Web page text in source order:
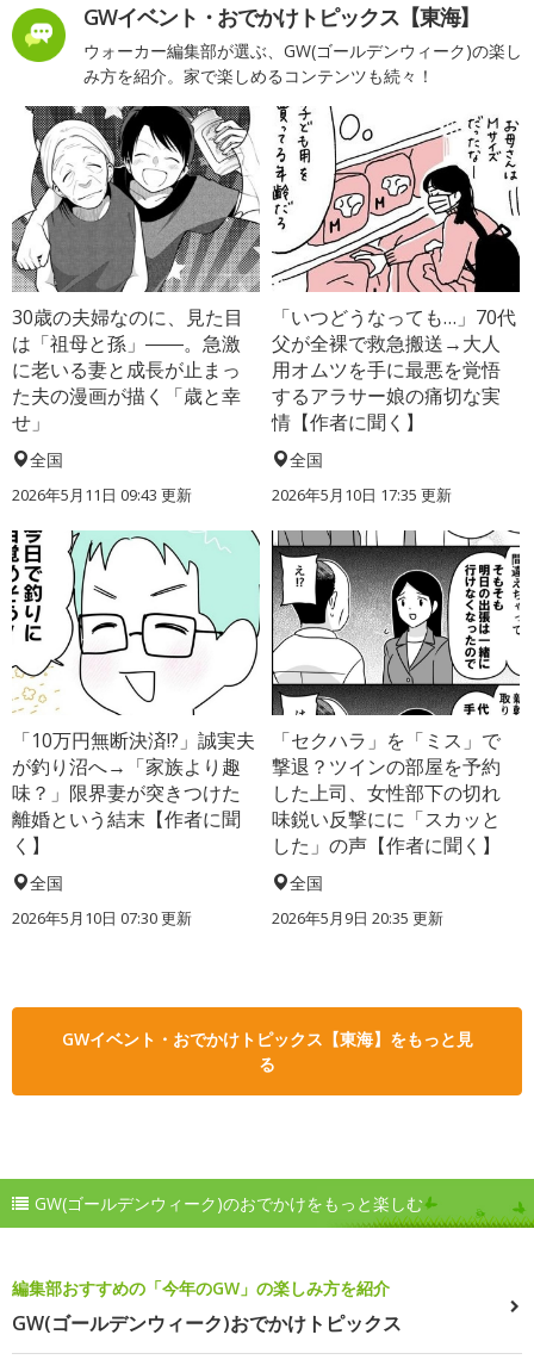
GWイベント・おでかけトピックス【東海】
ウォーカー編集部が選ぶ、GW(ゴールデンウィーク)の楽し
み方を紹介。家で楽しめるコンテンツも続々！
30歳の夫婦なのに、見た目
は「祖母と孫」――。急激
に老いる妻と成長が止まっ
た夫の漫画が描く「歳と幸
せ」
全国
2026年5月11日 09:43 更新
「いつどうなっても…」70代
父が全裸で救急搬送→大人
用オムツを手に最悪を覚悟
するアラサー娘の痛切な実
情【作者に聞く】
全国
2026年5月10日 17:35 更新
「10万円無断決済!?」誠実夫
が釣り沼へ→「家族より趣
味？」限界妻が突きつけた
離婚という結末【作者に聞
く】
全国
2026年5月10日 07:30 更新
「セクハラ」を「ミス」で
撃退？ツインの部屋を予約
した上司、女性部下の切れ
味鋭い反撃にに「スカッと
した」の声【作者に聞く】
全国
2026年5月9日 20:35 更新
GWイベント・おでかけトピックス【東海】をもっと見
る
GW(ゴールデンウィーク)のおでかけをもっと楽しむ
編集部おすすめの「今年のGW」の楽しみ方を紹介
GW(ゴールデンウィーク)おでかけトピックス